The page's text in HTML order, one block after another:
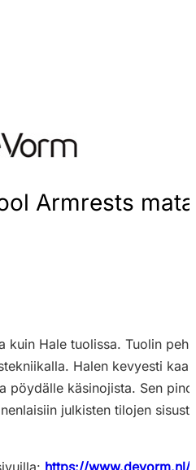
Armrests
Hale tuolissa. Tuolin
Halen kevyesti
käsinojista. Sen
julkisten tilojen